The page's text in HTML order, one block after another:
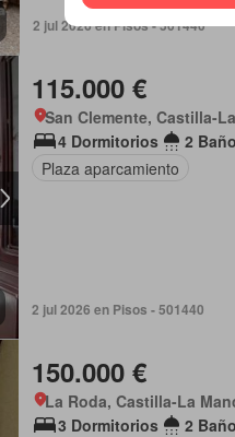
2 jul 2026 en Pisos - 501440
115.000 €
San Clemente, Castilla-
4 Dormitorios
2
Plaza aparcamiento
2 jul 2026 en Pisos - 501440
150.000 €
La Roda, Castilla-La
3 Dormitorios
2